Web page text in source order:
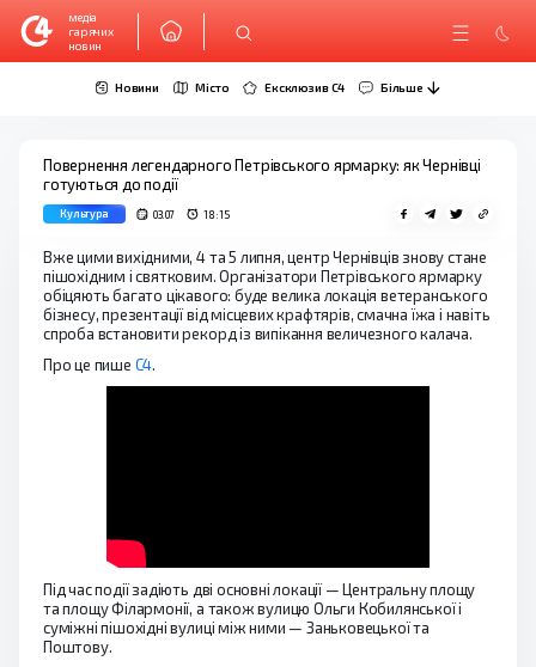
медіа
гарячих
новин
Новини Місто Ексклюзив C4 Більше
Повернення легендарного Петрівського ярмарку: як Чернівці
готуються до події
Культура 03.07 18:15
Вже цими вихідними, 4 та 5 липня, центр Чернівців знову стане
пішохідним і святковим. Організатори Петрівського ярмарку
обіцяють багато цікавого: буде велика локація ветеранського
бізнесу, презентації від місцевих крафтярів, смачна їжа і навіть
спроба встановити рекорд із випікання величезного калача.
Про це пише С4.
Під час події задіють дві основні локації — Центральну площу
та площу Філармонії, а також вулицю Ольги Кобилянської і
суміжні пішохідні вулиці між ними — Заньковецької та
Поштову.